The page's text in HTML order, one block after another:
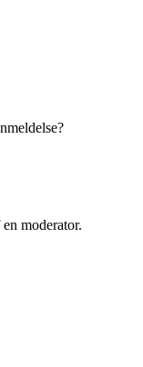
moderator.